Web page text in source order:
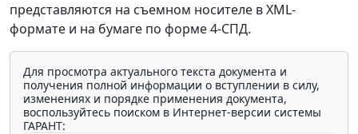
представляются на съемном носителе в XML-
формате и на бумаге по форме 4-СПД.
Для просмотра актуального текста документа и
получения полной информации о вступлении в силу,
изменениях и порядке применения документа,
воспользуйтесь поиском в Интернет-версии системы
ГАРАНТ: